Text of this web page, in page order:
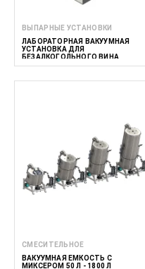
ВЫПАРНЫЕ УСТАНОВКИ
ЛАБОРАТОРНАЯ ВАКУУМНАЯ
УСТАНОВКА ДЛЯ
БЕЗАЛКОГОЛЬНОГО ВИНА
СМЕСИТЕЛЬНОЕ
ВАКУУМНАЯ ЕМКОСТЬ С
МИКСЕРОМ 50 Л - 1800 Л